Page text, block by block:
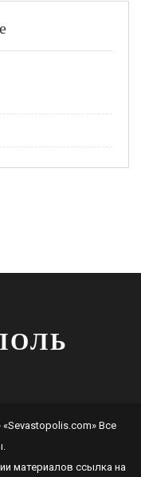
«Sevastopolis.com» Все
материалов ссылка на